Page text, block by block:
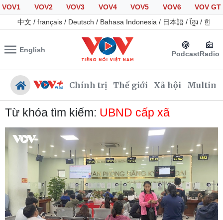
VOV1 VOV2 VOV3 VOV4 VOV5 VOV6
VOV GT
中文 / français / Deutsch / Bahasa Indonesia / 日本語 / ខ្មែរ / 한국
English PodcastRadio
Chính trị Thế giới Xã hội
Chính trị
Quốc hội
Nhận diện sự thật
Xã hội
Tin 24h
Giáo dục
Dự báo thời tiết
Dấu ấn VOV
Việc làm
Biển đảo
Từ khóa tìm kiếm: UBND cấp xã